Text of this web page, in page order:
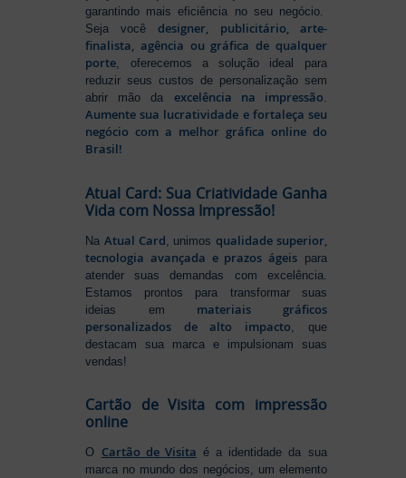
garantindo mais eficiência no seu negócio.
Seja vocêdesigner, publicitário, arte-
finalista, agência ou gráfica de qualquer
porte, oferecemos a solução ideal para
reduzir seus custos de personalização sem
abrir mão da excelência na impressão.
Aumente sua lucratividade e fortaleça seu
negócio com a melhor gráfica online do
Brasil!
Atual Card: Sua Criatividade Ganha
Vida com Nossa Impressão!
Na Atual Card , unimos qualidade superior,
tecnologia avançada e prazos ágeispara
atender suas demandas com excelência.
Estamos prontos para transformar suas
ideias em materiais gráficos
personalizados de alto impacto , que
destacam sua marca e impulsionam suas
vendas!
Cartão de Visita com impressão
online
O Cartão de Visita é a identidade da sua
marca no mundo dos negócios, um elemento